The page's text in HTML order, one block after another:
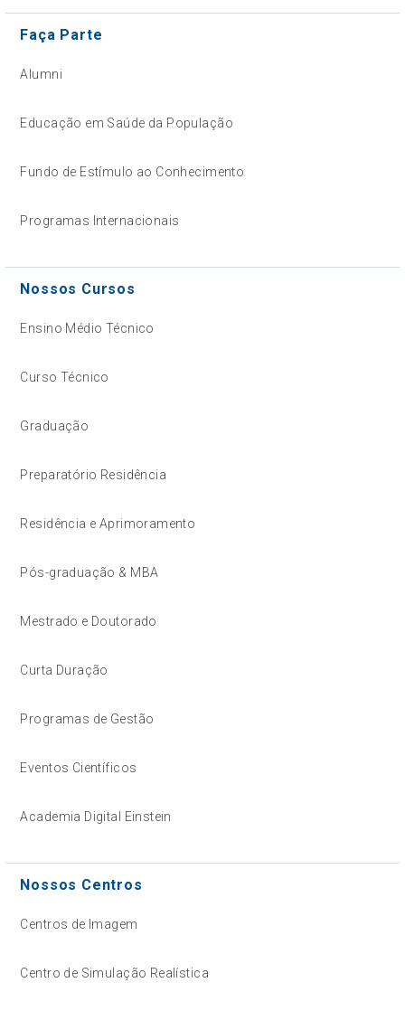
Faça Parte
Alumni
Educação em Saúde da População
Fundo de Estímulo ao Conhecimento
Programas Internacionais
Nossos Cursos
Ensino Médio Técnico
Curso Técnico
Graduação
Preparatório Residência
Residência e Aprimoramento
Pós-graduação & MBA
Mestrado e Doutorado
Curta Duração
Programas de Gestão
Eventos Científicos
Academia Digital Einstein
Nossos Centros
Centros de Imagem
Centro de Simulação Realística